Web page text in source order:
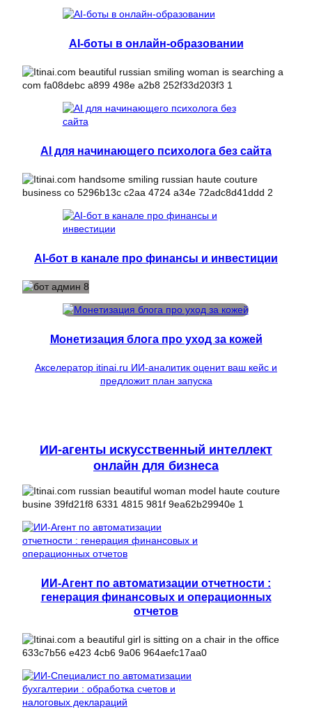
AI-боты в онлайн-образовании
AI для начинающего психолога без сайта
AI-бот в канале про финансы и инвестиции
Монетизация блога про уход за кожей
Акселератор itinai.ru ИИ-аналитик оценит ваш кейс и
предложит план запуска
ИИ-агенты искусственный интеллект
онлайн для бизнеса
ИИ-Агент по автоматизации отчетности :
генерация финансовых и операционных
отчетов